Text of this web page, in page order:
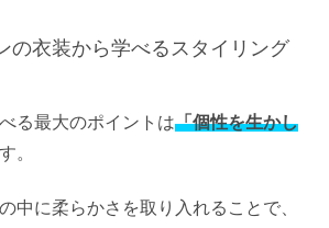
の衣装から学べるスタイリング
る最大のポイントは「個性を生かし
。
中に柔らかさを取り入れることで、